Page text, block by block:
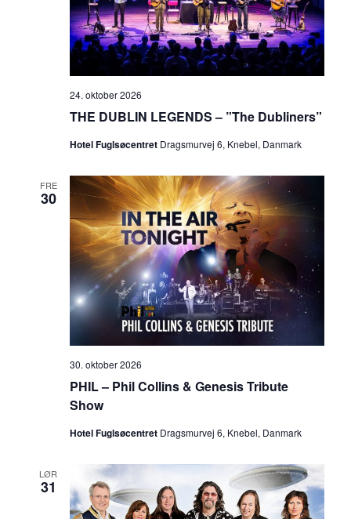
24. oktober 2026
THE DUBLIN LEGENDS – ”The Dubliners”
Hotel Fuglsøcentret Dragsmurvej 6, Knebel, Danmark
FRE
30
30. oktober 2026
PHIL – Phil Collins & Genesis Tribute
Show
Hotel Fuglsøcentret Dragsmurvej 6, Knebel, Danmark
LØR
31